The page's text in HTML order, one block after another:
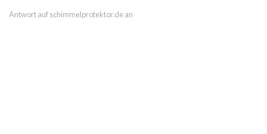
Antwort auf schimmelprotektor.de an